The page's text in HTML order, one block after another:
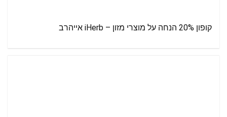
קופון 20% הנחה על מוצרי מזון – iHerb אייהרב